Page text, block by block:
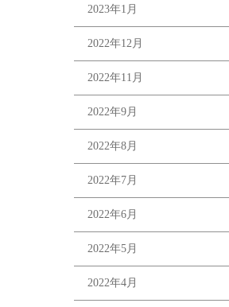
2023年1月
2022年12月
2022年11月
2022年9月
2022年8月
2022年7月
2022年6月
2022年5月
2022年4月